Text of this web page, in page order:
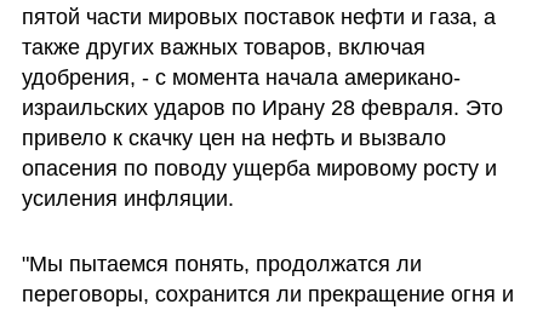
пятой части мировых поставок нефти и газа, а
также других важных товаров, включая
удобрения, - с момента начала американо-
израильских ударов по Ирану 28 февраля. Это
привело к скачку цен на нефть и вызвало
опасения по поводу ущерба мировому росту и
усиления инфляции.
"Мы пытаемся понять, продолжатся ли
переговоры, сохранится ли прекращение огня и